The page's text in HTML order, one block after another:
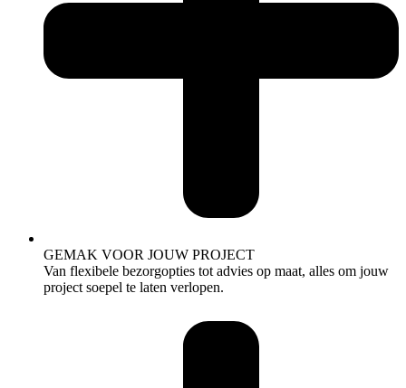
GEMAK VOOR JOUW PROJECT
Van flexibele bezorgopties tot advies op maat, alles om jouw
project soepel te laten verlopen.